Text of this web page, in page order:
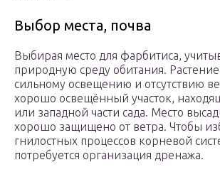
Выбор места, почва
Выбирая место для фарбитиса,
природную среду обитания.
сильному освещению и отсутствию
хорошо освещённый участок,
или западной части сада. Место
хорошо защищено от ветра. Чтобы
гнилостных процессов корневой
потребуется организация дренажа.